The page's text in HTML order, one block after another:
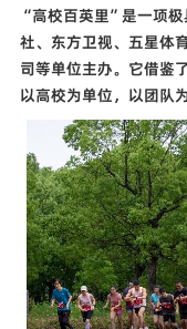
“高校百英里”是一项
社、东方卫视、五星体
司等单位主办。它借鉴
以高校为单位，以团队